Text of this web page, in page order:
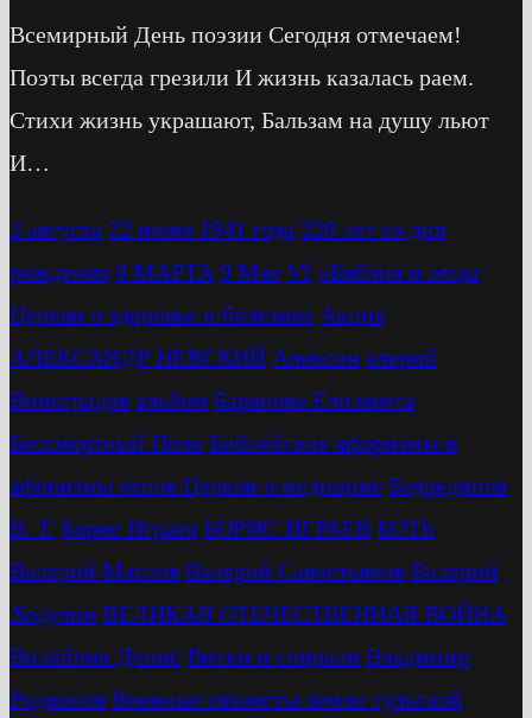
Всемирный День поэзии Сегодня отмечаем!
Поэты всегда грезили И жизнь казалась раем.
Стихи жизнь украшают, Бальзам на душу льют
И…
2 августа 22 июня 1941 года 220 лет со дня
рождения 8 МАРТА 9 Мая Vf »Библия и отцы
Церкви о здоровье и болезнях Акция
АЛЕКСАНДР НЕВСКИЙ Алексин алерий
Виноградов альбом Баранова Елизавета
Бессмертный Полк Библейские афоризмы и
афоризмы отцов Церкви о медицине Бодрединов
В. Т. Бориc Играев БОРИС ИГРАЕВ БОТЬ
Валерий Маслов Валерий Савостьянов Валерий
Ходулин ВЕЛИКАЯ ОТЕЧЕСТВЕННАЯ ВОЙНА
Вилейчик Денис Витки и спирали Владимир
Родионов Военные связисты земли тульской